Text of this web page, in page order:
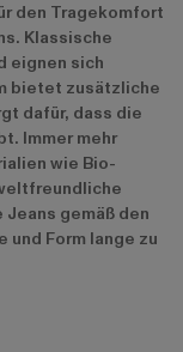
den Tragekomfort
Klassische
eignen sich
bietet zusätzliche
dafür, dass die
Immer mehr
wie Bio-
gemäß den
und Form lange zu